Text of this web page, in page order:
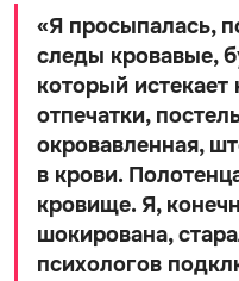
«Я просыпалась,
следы кровавые,
который
отпечатки,
окровавленная,
в крови.
кровище. Я,
шокирована,
психологов